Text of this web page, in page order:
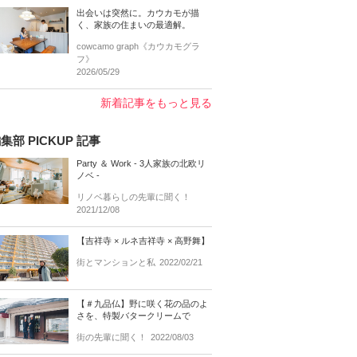
出会いは突然に。カウカモが描
く、家族の住まいの最適解。
cowcamo graph《カウカモグラ
フ》
2026/05/29
新着記事をもっと見る
部 PICKUP 記事
Party ＆ Work - 3人家族の北欧リ
ノベ -
リノベ暮らしの先輩に聞く！
2021/12/08
【吉祥寺 × ルネ吉祥寺 × 高野舞】
街とマンションと私 2022/02/21
【＃九品仏】野に咲く花の品のよ
さを、特製バタークリームで
街の先輩に聞く！ 2022/08/03